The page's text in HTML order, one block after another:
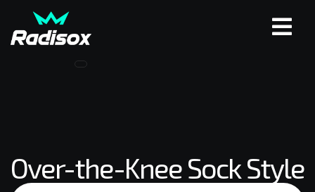
Over-the-Knee Sock Style